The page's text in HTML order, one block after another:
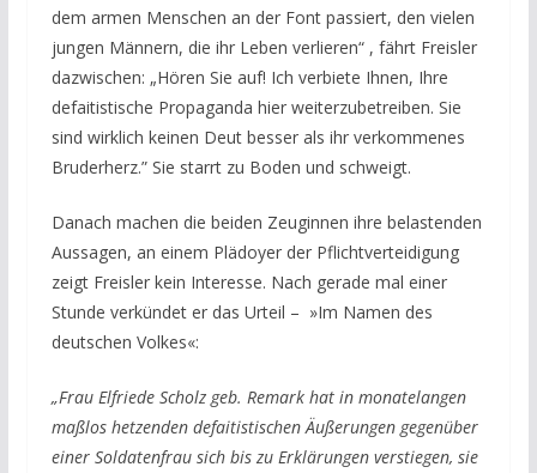
dem armen Menschen an der Font passiert, den vielen
jungen Männern, die ihr Leben verlieren“ , fährt Freisler
dazwischen: „Hören Sie auf! Ich verbiete Ihnen, Ihre
defaitistische Propaganda hier weiterzubetreiben. Sie
sind wirklich keinen Deut besser als ihr verkommenes
Bruderherz.” Sie starrt zu Boden und schweigt.
Danach machen die beiden Zeuginnen ihre belastenden
Aussagen, an einem Plädoyer der Pflichtverteidigung
zeigt Freisler kein Interesse. Nach gerade mal einer
Stunde verkündet er das Urteil – »Im Namen des
deutschen Volkes«:
„Frau Elfriede Scholz geb. Remark hat in monatelangen
maßlos hetzenden defaitistischen Äußerungen gegenüber
einer Soldatenfrau sich bis zu Erklärungen verstiegen, sie